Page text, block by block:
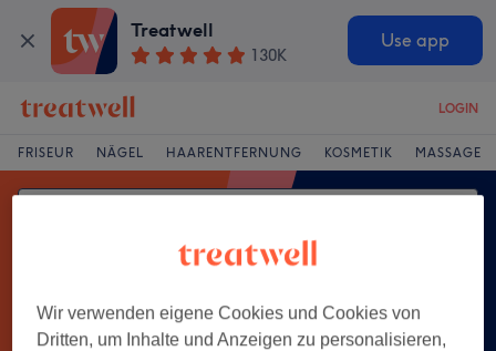
Treatwell
130K
Use app
LOGIN
FRISEUR NÄGEL HAARENTFERNUNG KOSMETIK MASSAGE
Wir verwenden eigene Cookies und Cookies von
Dritten, um Inhalte und Anzeigen zu personalisieren,